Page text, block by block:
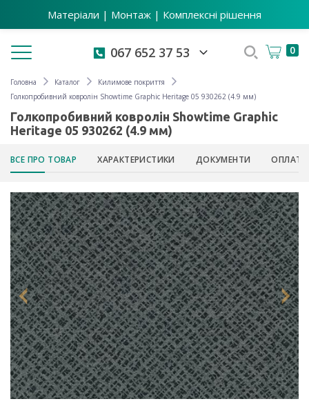
Матеріали | Монтаж | Комплексні рішення
Toggle navigation 067 652 37 53 0
Головна Каталог
Килимове покриття
Голкопробивний ковролін Showtime Graphic Heritage 05 930262 (4.9 мм)
Голкопробивний ковролін Showtime Graphic
Heritage 05 930262 (4.9 мм)
ВСЕ ПРО ТОВАР ХАРАКТЕРИСТИКИ ДОКУМЕНТИ ОПЛАТА